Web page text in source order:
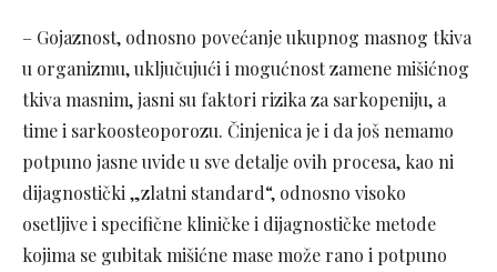
– Gojaznost, odnosno povećanje ukupnog masnog tkiva
u organizmu, uključujući i mogućnost zamene mišićnog
tkiva masnim, jasni su faktori rizika za sarkopeniju, a
time i sarkoosteoporozu. Činjenica je i da još nemamo
potpuno jasne uvide u sve detalje ovih procesa, kao ni
dijagnostički „zlatni standard“, odnosno visoko
osetljive i specifične kliničke i dijagnostičke metode
kojima se gubitak mišićne mase može rano i potpuno